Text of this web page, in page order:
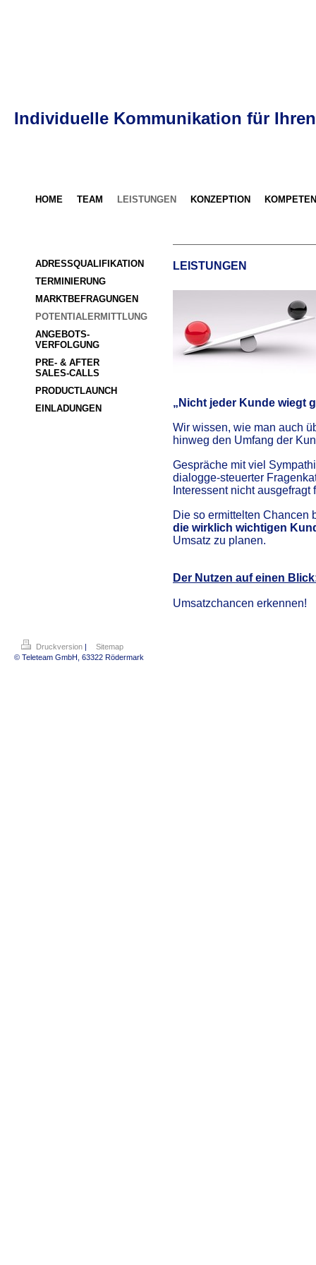
Individuelle Kommunikation für
HOME TEAM LEISTUNGEN KONZEPTION
ADRESSQUALIFIKATION
TERMINIERUNG
MARKTBEFRAGUNGEN
POTENTIALERMITTLUNG
ANGEBOTS-
VERFOLGUNG
PRE- & AFTER
SALES-CALLS
PRODUCTLAUNCH
EINLADUNGEN
LEISTUNGEN
„Nicht jeder Kunde wiegt
Wir wissen, wie man auch
hinweg den Umfang der
Gespräche mit viel
dialogge-steuerter
Interessent nicht ausgefragt
Die so ermittelten Chancen
die wirklich wichtigen
Umsatz zu planen.
Der Nutzen auf einen
Umsatzchancen erkennen!
Druckversion |
Sitemap
© Teleteam GmbH, 63322 Rödermark